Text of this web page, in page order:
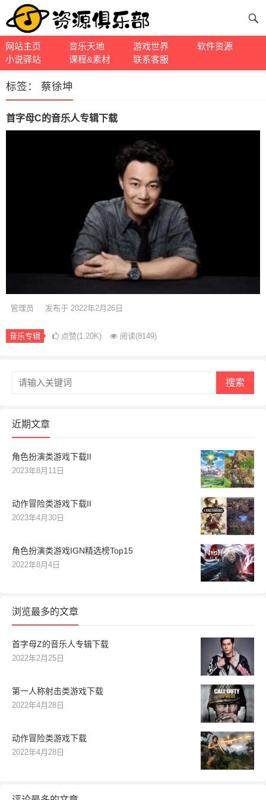
网站主页 音乐天地 游戏世界
软件资源
小说驿站
课程&素材 联系客服
标签： 蔡徐坤
首字母C的音乐人专辑下载
管理员 发布于 2022年2月26日
音乐专辑 点赞(1.20K) 阅读(8149)
搜索
近期文章
角色扮演类游戏下载II
2023年8月11日
动作冒险类游戏下载II
2023年4月30日
角色扮演类游戏IGN精选榜Top15
2022年8月4日
浏览最多的文章
首字母Z的音乐人专辑下载
2022年2月25日
第一人称射击类游戏下载
2022年4月28日
动作冒险类游戏下载
2022年4月28日